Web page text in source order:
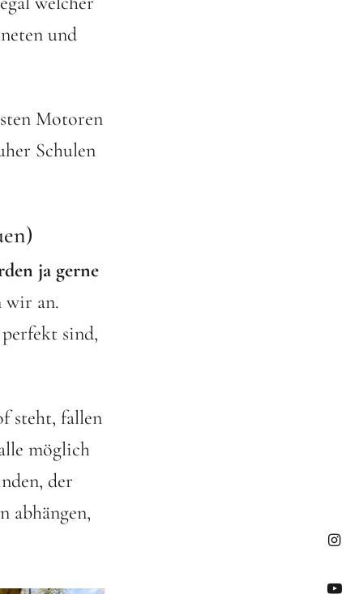
und
Motoren
Schulen
ja gerne
wir an.
sind,
steht, fallen
möglich
der
abhängen,